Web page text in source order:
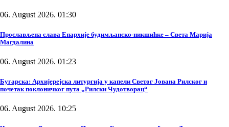
06. August 2026. 01:30
Прослављена слава Епархије будимљанско-никшићке – Света Марија
Магдалина
06. August 2026. 01:23
Бугарска: Архијерејска литургија у капели Светог Јована Рилског и
почетак поклоничког пута „Рилски Чудотворац“
06. August 2026. 10:25